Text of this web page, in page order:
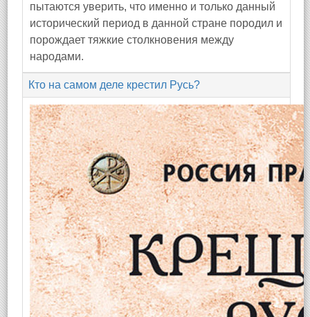
пытаются уверить, что именно и только данный
исторический период в данной стране породил и
порождает тяжкие столкновения между
народами.
Кто на самом деле крестил Русь?